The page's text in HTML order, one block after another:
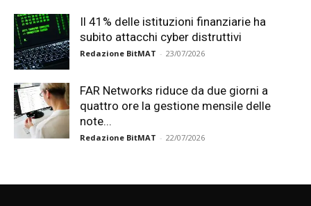
Il 41% delle istituzioni finanziarie ha
subito attacchi cyber distruttivi
Redazione BitMAT - 23/07/2026
FAR Networks riduce da due giorni a
quattro ore la gestione mensile delle
note...
Redazione BitMAT - 22/07/2026